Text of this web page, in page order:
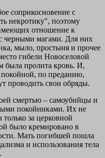
соприкосновение с
некротику", поэтому
отношение к
черными магами. Для них
мыло, простыня и прочее
гибели Новоселовой
была пролита кровь. И,
по преданию,
проводить свои обряды.
смертью – самоубийцы и
покойниками. Их не
за церковной
было кремировано в
Мать погибшей пошла
и использования тела